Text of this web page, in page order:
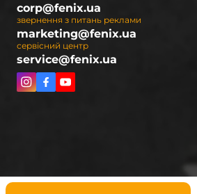
corp@fenix.ua
звернення з питань реклами
marketing@fenix.ua
сервісний центр
service@fenix.ua